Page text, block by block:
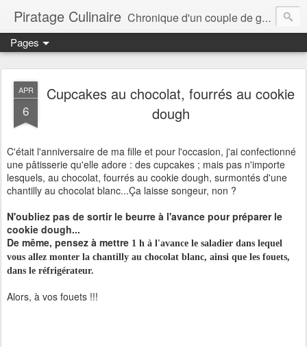
Piratage Culinaire Chronique d'un couple de gourmands
Pages
APR
6
Cupcakes au chocolat, fourrés au cookie
dough
C'était l'anniversaire de ma fille et pour l'occasion, j'ai confectionné
une pâtisserie qu'elle adore : des cupcakes ; mais pas n'importe
lesquels, au chocolat, fourrés au cookie dough, surmontés d'une
chantilly au chocolat blanc...Ça laisse songeur, non ?
N'oubliez pas de sortir le beurre à l'avance pour préparer le
cookie dough...
De même, pensez à mettre 1 h à l'avance le saladier dans lequel
vous allez monter la chantilly au chocolat blanc, ainsi que les fouets,
dans le réfrigérateur.
Alors, à vos fouets !!!